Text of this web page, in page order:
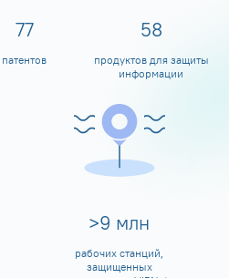
80
патентов
60
продуктов для защиты
информации
>10 млн
рабочих станций,
защищенных